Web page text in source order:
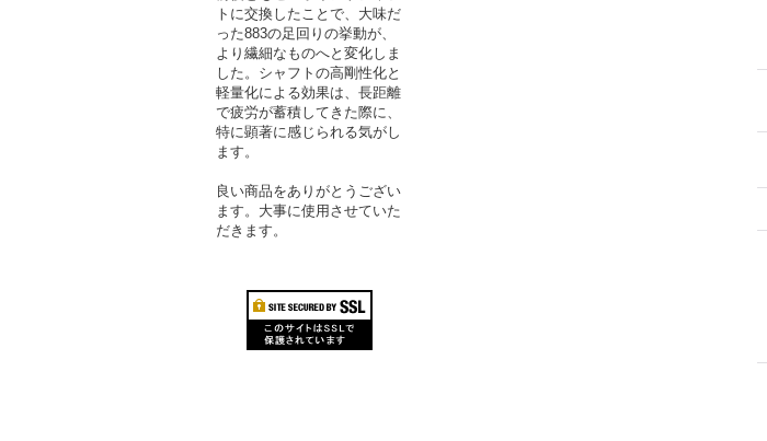
トに交換したことで、大味だ
った883の足回りの挙動が、
より繊細なものへと変化しま
した。シャフトの高剛性化と
軽量化による効果は、長距離
で疲労が蓄積してきた際に、
特に顕著に感じられる気がし
ます。
良い商品をありがとうござい
ます。大事に使用させていた
だきます。